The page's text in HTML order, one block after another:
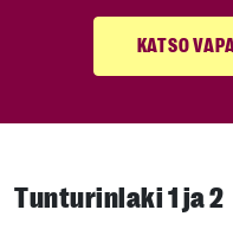
KATSO
Tunturinlaki 1 ja 2